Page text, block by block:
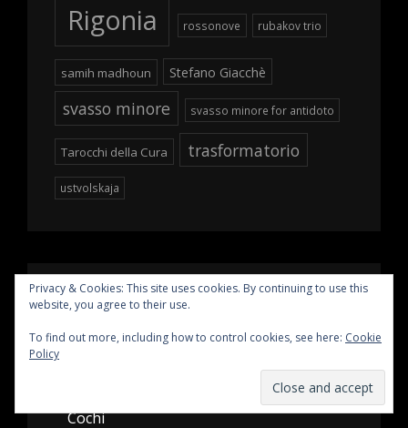
Rigonia rossonove rubakov trio
samih madhoun Stefano Giacchè
svasso minore svasso minore for antidoto
Tarocchi della Cura trasformatorio
ustvolskaja
PAGES
Blog
Cochi
Privacy & Cookies: This site uses cookies. By continuing to use this
website, you agree to their use.
To find out more, including how to control cookies, see here: Cookie
Policy